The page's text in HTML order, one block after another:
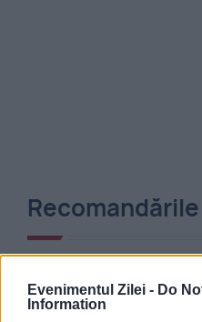
Evenimentul Zilei - Do
Information